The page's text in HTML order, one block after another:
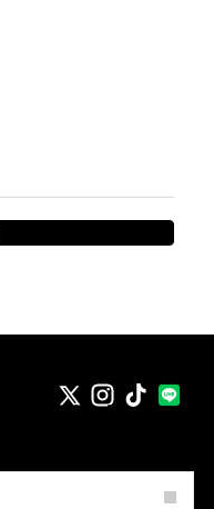
X instagram
TikTok